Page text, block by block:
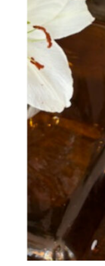
Tilføj til kurv